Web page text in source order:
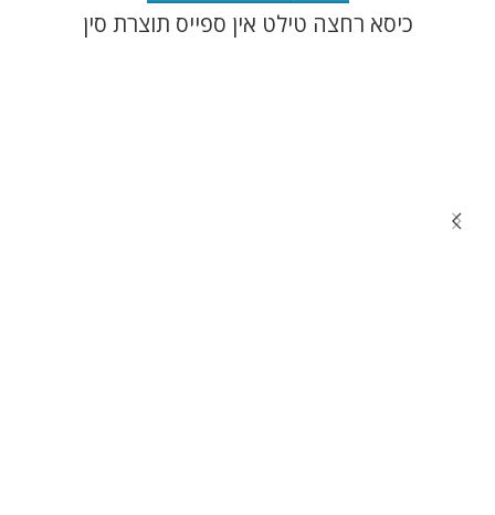
כיסא רחצה טילט אין ספייס תוצרת סין